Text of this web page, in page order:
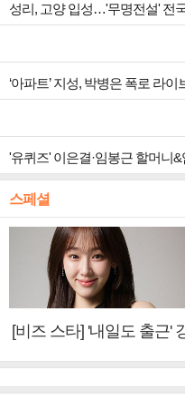
성리, 고양 입성…'무명전설' 전
‘아파트’ 지성, 박병은 폭로 라
스페셜
[비즈 스타] '내일도 출근'